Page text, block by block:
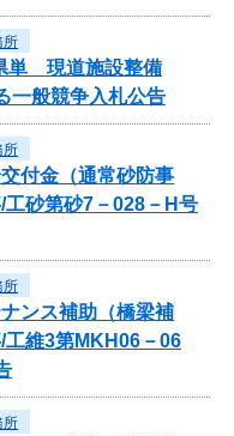
所
単 現道施設整備
一般競争入札公告
所
付金（通常砂防事
砂第砂7－028－H号
所
ンス補助（橋梁補
維3第MKH06－06
所